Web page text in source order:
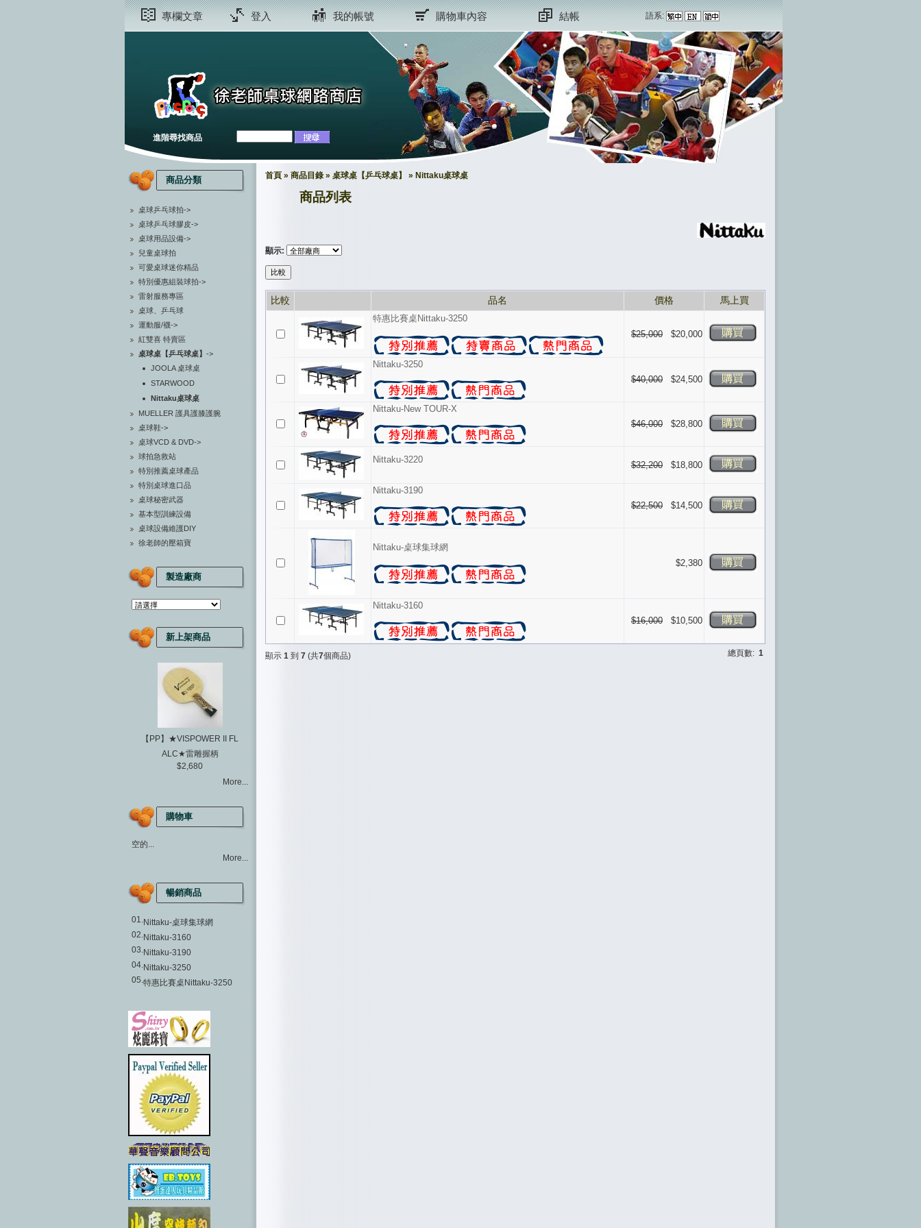
語系:
專欄文章 登入 我的帳號 購物車內容 結帳
進階尋找商品
商品分類
桌球乒乓球拍->
桌球乒乓球膠皮->
桌球用品設備->
兒童桌球拍
可愛桌球迷你精品
特別優惠組裝球拍->
雷射服務專區
桌球、乒乓球
運動服/襪->
紅雙喜 特賣區
桌球桌【乒乓球桌】 ->
JOOLA 桌球桌
STARWOOD
Nittaku桌球桌
MUELLER 護具護膝護腕
桌球鞋->
桌球VCD & DVD->
球拍急救站
特別推薦桌球產品
特別桌球進口品
桌球秘密武器
基本型訓練設備
桌球設備維護DIY
徐老師的壓箱寶
製造廠商
新上架商品
【PP】★VISPOWER II FL
ALC★雷雕握柄
$2,680
More...
購物車
空的...
More...
暢銷商品
01.Nittaku-桌球集球網
02.Nittaku-3160
03.Nittaku-3190
04.Nittaku-3250
05.特惠比賽桌Nittaku-3250
首頁 » 商品目錄» 桌球桌【乒乓球桌】 » Nittaku桌球桌
商品列表
顯示:
比較 品名 價格 馬上買
特惠比賽桌Nittaku-3250
$25,000 $20,000
Nittaku-3250
$40,000 $24,500
Nittaku-New TOUR-X
$46,000 $28,800
Nittaku-3220
$32,200 $18,800
Nittaku-3190
$22,500 $14,500
Nittaku-桌球集球網
$2,380
Nittaku-3160
$16,000 $10,500
顯示 1 到 7 (共7個商品) 總頁數: 1